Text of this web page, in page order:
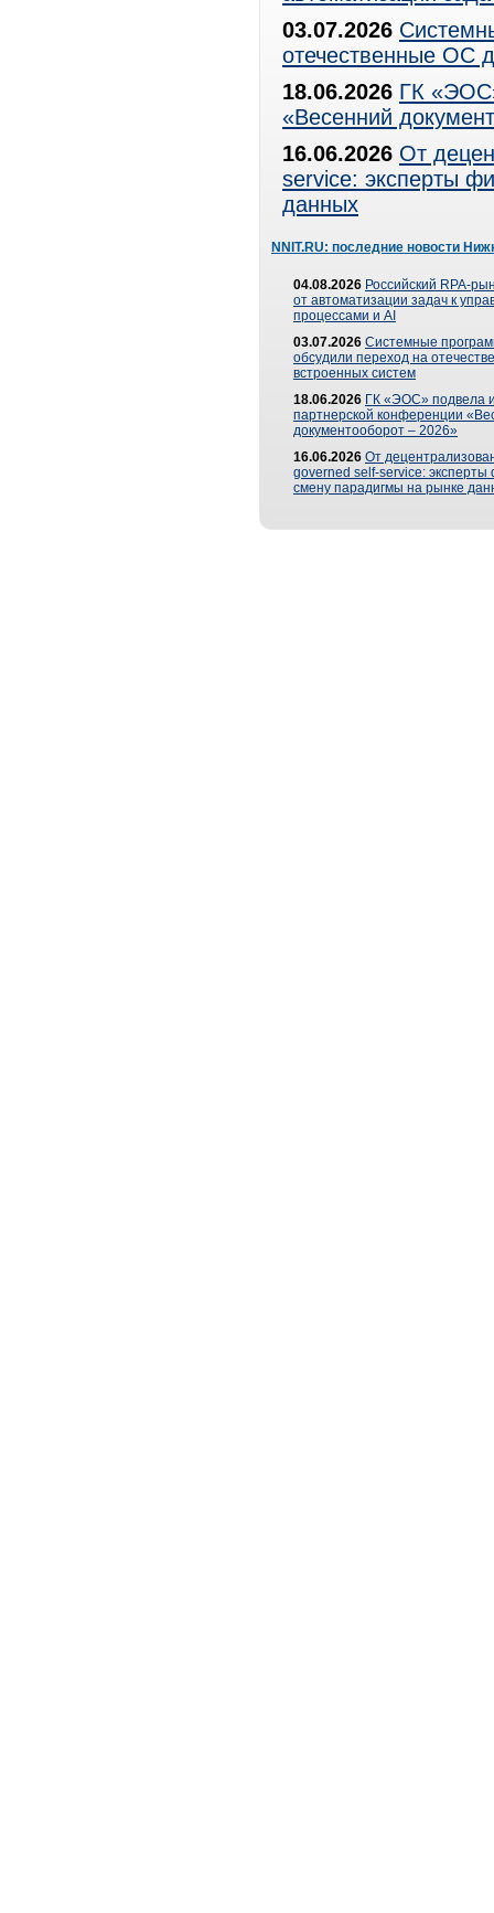
03.07.2026
отечественные ОС
18.06.2026 ГК
«Весенний
16.06.2026 От
service: эксперты
данных
NNIT.RU: последние новости
04.08.2026 Российский RPA-
от автоматизации задач к
процессами и AI
03.07.2026 Системные
обсудили переход на
встроенных систем
18.06.2026 ГК «ЭОС» подвела
партнерской конференции
документооборот – 2026»
16.06.2026 От
governed self-service: эксперты
смену парадигмы на рынке